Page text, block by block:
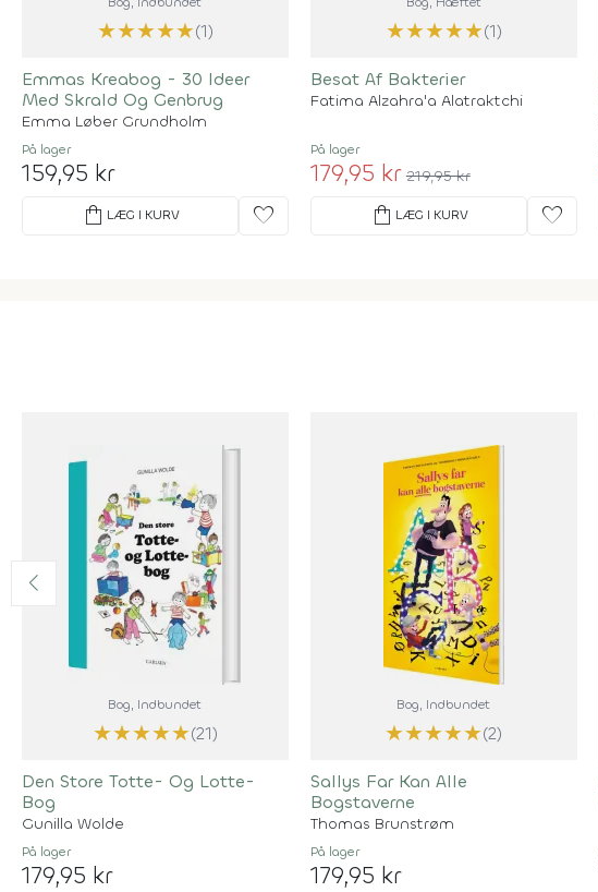
★★★★★(1)
Emmas Kreabog - 30 Ideer
Med Skrald Og Genbrug
Emma Løber Grundholm
På lager
159,95 kr
shopping_bag LÆG I KURV favorite
★★★★★(1)
Besat Af Bakterier
Fatima Alzahra'a Alatraktchi
På lager
179,95 kr 219,95 kr
shopping_bag LÆG I KURV favorite
Bog, Indbundet
★★★★★(21)
Den Store Totte- Og Lotte-
Bog
Gunilla Wolde
På lager
179,95 kr
Bog, Indbundet
★★★★★(2)
Sallys Far Kan Alle
Bogstaverne
Thomas Brunstrøm
På lager
179,95 kr